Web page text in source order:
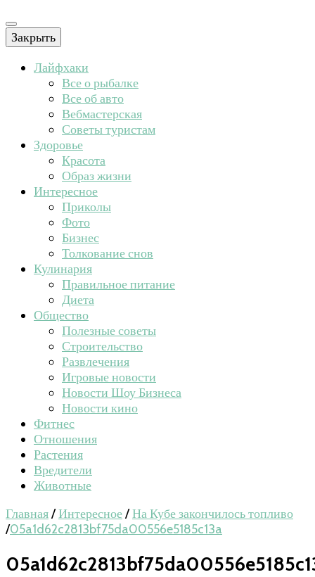
Закрыть
Лайфхаки
Все о рыбалке
Все об авто
Вебмастерская
Советы туристам
Здоровье
Красота
Образ жизни
Интересное
Приколы
Фото
Бизнес
Толкование снов
Кулинария
Правильное питание
Диета
Общество
Полезные советы
Строительство
Развлечения
Игровые новости
Новости Шоу Бизнеса
Новости кино
Фитнес
Отношения
Растения
Вредители
Животные
Главная/Интересное/На Кубе закончилось топливо
/05a1d62c2813bf75da00556e5185c13a